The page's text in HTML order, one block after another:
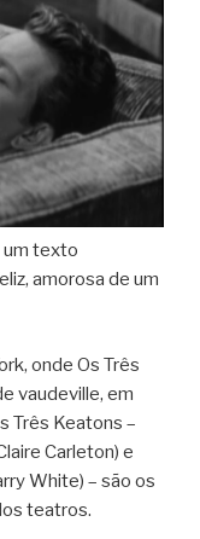
um texto
amorosa de um
onde Os Três
vaudeville, em
Três Keatons –
Carleton) e
White) – são os
teatros.